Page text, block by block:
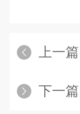
上一篇
下一篇